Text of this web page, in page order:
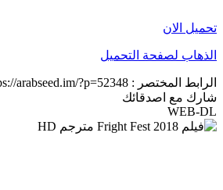
تحميل الان
الذهاب لصفحة التحميل
الرابط المختصر : arabseed.im/?p=52348
شارك مع اصدقائك
WEB-DL